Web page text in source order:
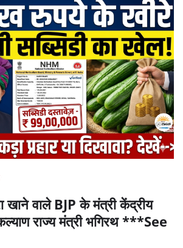
खाने वाले BJP के मंत्री केंद्रीय
राज्य मंत्री भगिरथ ***See